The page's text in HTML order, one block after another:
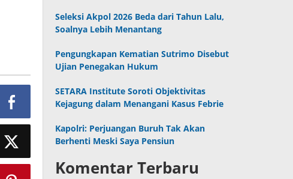
Seleksi Akpol 2026 Beda dari Tahun Lalu,
Soalnya Lebih Menantang
Pengungkapan Kematian Sutrimo Disebut
Ujian Penegakan Hukum
SETARA Institute Soroti Objektivitas
Kejagung dalam Menangani Kasus Febrie
Kapolri: Perjuangan Buruh Tak Akan
Berhenti Meski Saya Pensiun
Komentar Terbaru